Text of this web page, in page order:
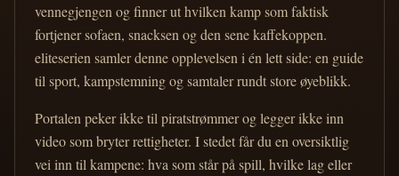
vennegjengen og finner ut hvilken kamp som faktisk
fortjener sofaen, snacksen og den sene kaffekoppen.
eliteserien samler denne opplevelsen i én lett side: en guide
til sport, kampstemning og samtaler rundt store øyeblikk.
Portalen peker ikke til piratstrømmer og legger ikke inn
video som bryter rettigheter. I stedet får du en oversiktlig
vei inn til kampene: hva som står på spill, hvilke lag eller